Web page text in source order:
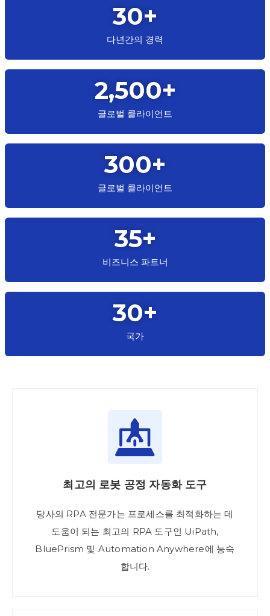
30+
다년간의 경력
2,500+
글로벌 클라이언트
300+
글로벌 클라이언트
35+
비즈니스 파트너
30+
국가
최고의 로봇 공정 자동화 도구
당사의 RPA 전문가는 프로세스를 최적화하는 데
도움이 되는 최고의 RPA 도구인 UiPath,
BluePrism 및 Automation Anywhere에 능숙
합니다.